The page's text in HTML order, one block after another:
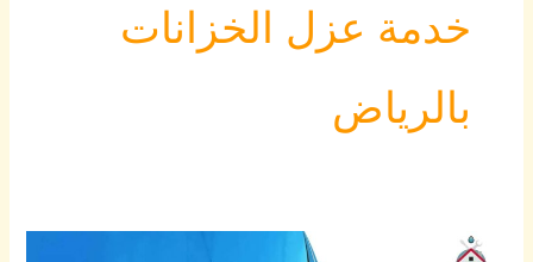
خدمة عزل الخزانات
بالرياض
شركة